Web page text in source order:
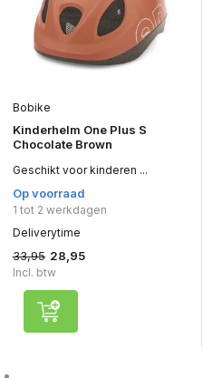
Bobike
Kinderhelm One Plus S
Chocolate Brown
Geschikt voor kinderen ...
Op voorraad
1 tot 2 werkdagen
Deliverytime
33,95 28,95
Incl. btw